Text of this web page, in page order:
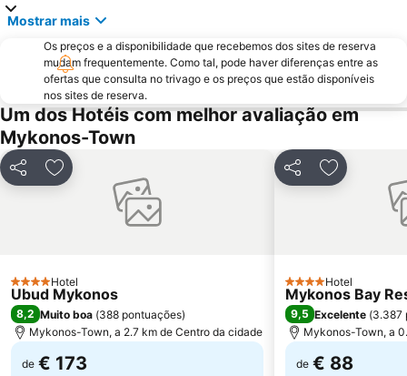
Mostrar mais
Os preços e a disponibilidade que recebemos dos sites de reserva
mudam frequentemente. Como tal, pode haver diferenças entre as
ofertas que consulta no trivago e os preços que estão disponíveis
nos sites de reserva.
Um dos Hotéis com melhor avaliação em
Mykonos-Town
PartilharAdicionar aos favoritos
4 Estrelas
Hotel
Ubud Mykonos
8,2 Muito boa (388 pontuações)
Mykonos-Town, a 2.7 km de Centro da cidade
de € 173
PartilharAdicionar
4 Estrelas
Hotel
Mykonos Bay
9,5 Excelente (3.387
Mykonos-Town, a
de € 88